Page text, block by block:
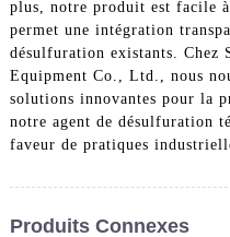
plus, notre produit est facile
permet une intégration
désulfuration existants. Chez
Equipment Co., Ltd., nous
solutions innovantes pour la
notre agent de désulfuration
faveur de pratiques
Produits Connexes